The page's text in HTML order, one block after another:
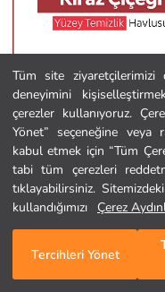
Tüm site ziyaretçilerimizi
deneyimini
çerezler kullanıyoruz.
Yönet” seçeneğine veya
kabul etmek için “Tüm
tabi tüm çerezleri
tıklayabilirsiniz.
kullandığımızı
Çerez
Tercihleri Yönet
Sleepy
542,00 TL